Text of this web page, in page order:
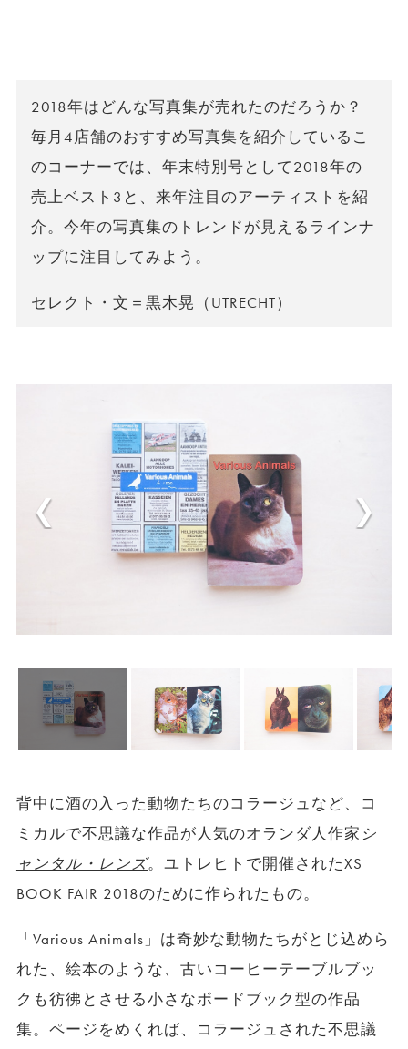
2018年はどんな写真集が売れたのだろうか？
毎月4店舗のおすすめ写真集を紹介しているこ
のコーナーでは、年末特別号として2018年の
売上ベスト3と、来年注目のアーティストを紹
介。今年の写真集のトレンドが見えるラインナ
ップに注目してみよう。
セレクト・文＝黒木晃（UTRECHT）
背中に酒の入った動物たちのコラージュなど、コ
ミカルで不思議な作品が人気のオランダ人作家 シ
ャンタル・レンズ。ユトレヒトで開催されたXS
BOOK FAIR 2018のために作られたもの。
「Various Animals」は奇妙な動物たちがとじ込めら
れた、絵本のような、古いコーヒーテーブルブッ
クも彷彿とさせる小さなボードブック型の作品
集。ページをめくれば、コラージュされた不思議